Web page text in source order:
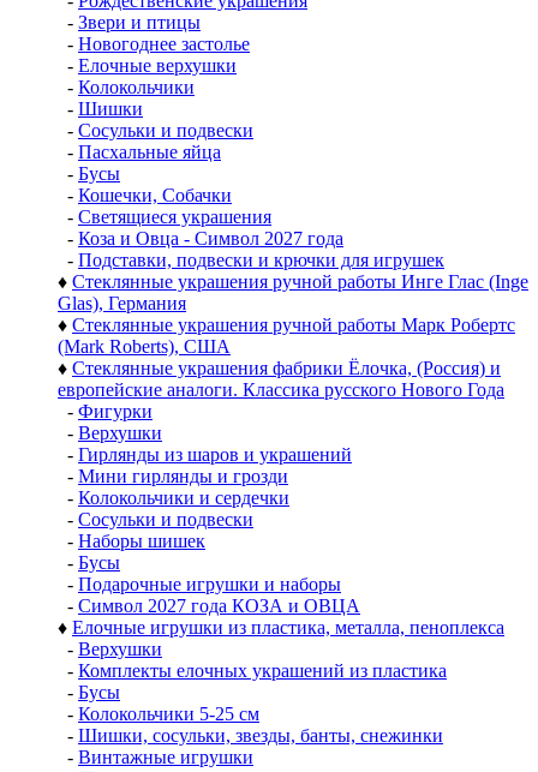
- Звери и птицы
- Новогоднее застолье
- Елочные верхушки
- Колокольчики
- Шишки
- Сосульки и подвески
- Пасхальные яйца
- Бусы
- Кошечки, Собачки
- Светящиеся украшения
- Коза и Овца - Символ 2027 года
- Подставки, подвески и крючки для игрушек
♦ Стеклянные украшения ручной работы Инге Глас (Inge
Glas), Германия
♦ Стеклянные украшения ручной работы Марк Робертс
(Mark Roberts), США
♦ Стеклянные украшения фабрики Ёлочка, (Россия) и
европейские аналоги. Классика русского Нового Года
- Фигурки
- Верхушки
- Гирлянды из шаров и украшений
- Мини гирлянды и грозди
- Колокольчики и сердечки
- Сосульки и подвески
- Наборы шишек
- Бусы
- Подарочные игрушки и наборы
- Символ 2027 года КОЗА и ОВЦА
♦ Елочные игрушки из пластика, металла, пеноплекса
- Верхушки
- Комплекты елочных украшений из пластика
- Бусы
- Колокольчики 5-25 см
- Шишки, сосульки, звезды, банты, снежинки
- Винтажные игрушки